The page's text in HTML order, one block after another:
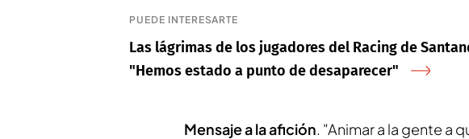
PUEDE INTERESARTE
Las lágrimas de los jugadores del Racing de
"Hemos estado a punto de desaparecer"
Mensaje a la afición. "Animar a la gente a